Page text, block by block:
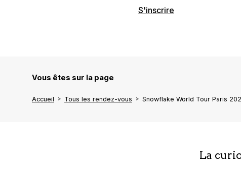
S'inscrire
Vous êtes sur la page
Accueil Tous les rendez-vous Snowflake World Tour Paris
La